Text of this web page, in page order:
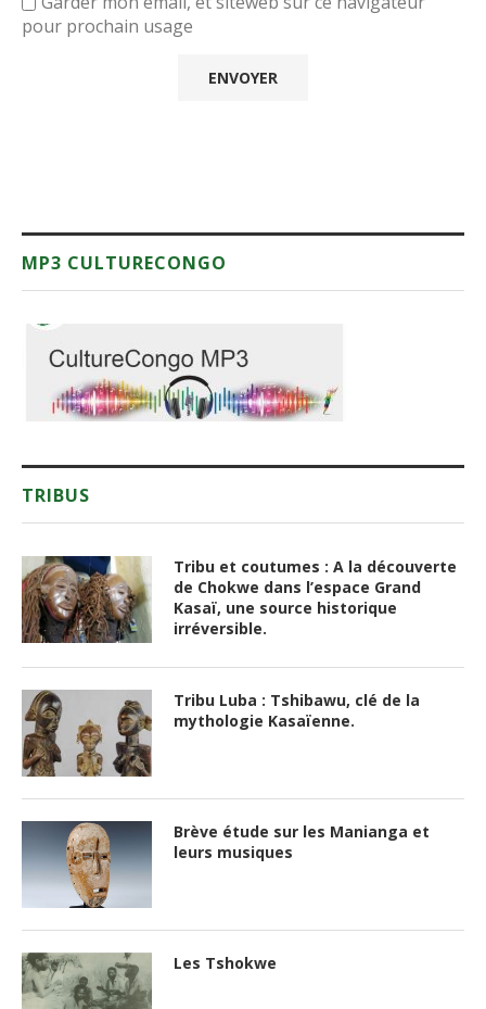
pour prochain usage
MP3 CULTURECONGO
TRIBUS
Tribu et coutumes : A la découverte
de Chokwe dans l’espace Grand
Kasaï, une source historique
irréversible.
Tribu Luba : Tshibawu, clé de la
mythologie Kasaïenne.
Brève étude sur les Manianga et
leurs musiques
Les Tshokwe